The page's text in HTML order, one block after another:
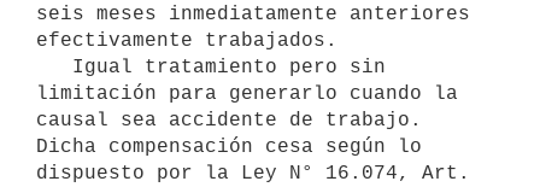
seis meses inmediatamente anteriores
efectivamente trabajados.
limitación para generarlo cuando la
causal sea accidente de trabajo.
Dicha compensación cesa según lo
dispuesto por la Ley N° 16.074, Art.